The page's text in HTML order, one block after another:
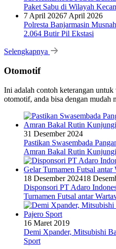
Paket Sabu di Wilayah
7 April 20267 April 2026
Polresta Banjarmasin
2.064 Butir Pil Ekstasi
Selengkapnya
Otomotif
Ini adalah contoh keterangan
otomotif, anda bisa dengan mudah
31 Desember 2024
Pastikan Swasembada
Amran Bakal Rutin
18 Desember 202418
Disponsori PT Adaro
Turnamen Futsal antar
16 Maret 2019
Demi Xpander, Mitsubishi
Sport